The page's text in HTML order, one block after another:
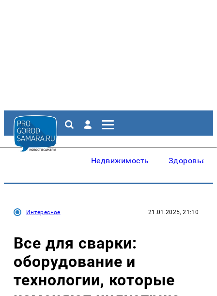
Недвижимость Здоровье
Интересное 21.01.2025, 21:10
Все для сварки:
оборудование и
технологии, которые